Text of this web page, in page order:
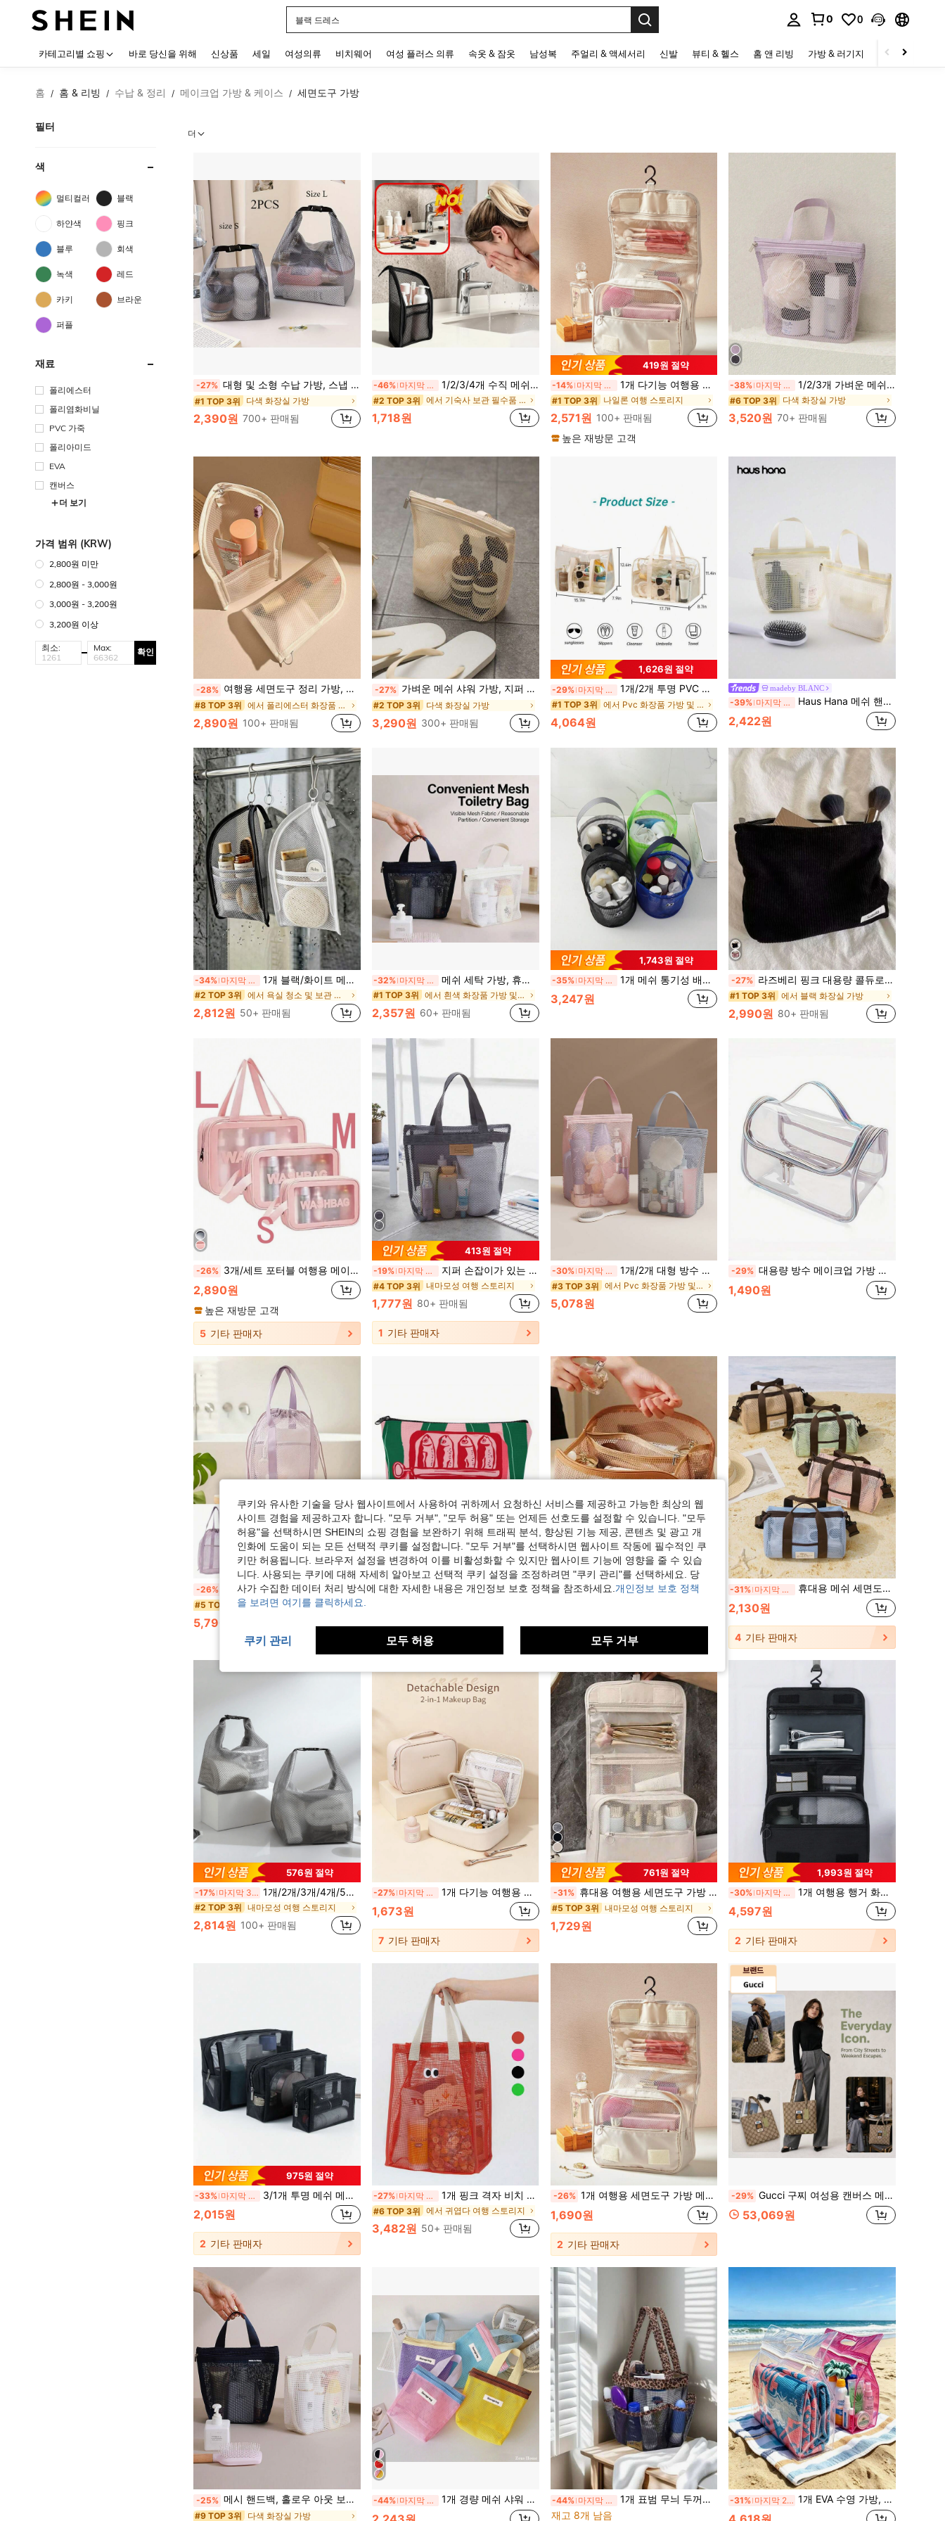
블랙 드레스
0 0
카테고리별 쇼핑 바로 당신을 위해 신상품 세일 여성의류 비치웨어 여성 플러스 의류 속옷 & 잠옷 남성복 주얼리 & 액세서리 신발 뷰티 & 헬스 홈 앤 리빙 가방 & 러기지 스포츠 & 아웃
홈 / 홈 & 리빙 / 수납 & 정리 / 메이크업 가방 & 케이스 / 세면도구 가방
필터
색
멀티컬러 블랙
하얀색 핑크
블루 회색
녹색 레드
카키 브라운
퍼플
재료
폴리에스터
폴리염화비닐
PVC 가죽
폴리아미드
EVA
캔버스
더 보기
가격 범위 (KRW)
2,800원 미만
2,800원 - 3,000원
3,000원 - 3,200원
3,200원 이상
최소: Max: 확인
더
-27% 대형 및 소형 수납 가방, 스냅 클로저 - 휴대용, 여행 정리함, 접이식, 조절 가능한 크기, 건습 분리, 체육관 및 야외 여행에 적합, 대학 기숙사 필수품
#1 TOP 3위 다색 화장실 가방
2,390원 700+ 판매됨
-46% 마지막 2일 1/2/3/4개 수직 메쉬 세면도구 가방, 앞주머니가 있는 휴대용 지퍼 화장품 수납 가방, 접이식 여행용 욕실 정리함, 화장품, 칫솔 및 개인 관리 용품에 적합, 가정, 기숙사, 체육관 및 단기 여행에 이상적
#2 TOP 3위 에서 기숙사 보관 필수품 보관 가방
1,718원
419원 절약
-14% 마지막 3일 1개 다기능 여행용 세면도구 가방, 비치백, 비치 필수품, 비치 타월 홀더, 비치 액세서리, 여름 휴가 필수품, 휴대용, 방수
#1 TOP 3위 나일론 여행 스토리지
2,571원 100+ 판매됨
높은 재방문 고객
-38% 마지막 3일 1/2/3개 가벼운 메쉬 샤워백, 지퍼 핸들 포함, 휴대용 걸이식 화장실 및 욕실 정리함, 신속 건조 기술 적용, 휴대용 화장품 토트백, 체육관 및 여행, 학교 준비물에 최적
#6 TOP 3위 다색 화장실 가방
3,520원 70+ 판매됨
-28% 여행용 세면도구 정리 가방, 야외용 방수 화장품 가방, 호텔 칫솔 홀더, 메이크업 가방, 대용량 휴대용 정리 가방, 통기성 메쉬 스킨케어 제품 휴대 가방
#8 TOP 3위 에서 폴리에스터 화장품 가방 및 케이스
2,890원 100+ 판매됨
-27% 가벼운 메쉬 샤워 가방, 지퍼 핸들 장착, 휴대용 화장실 및 욕실 정리함, 신속 건조 기술 적용, 휴대용 화장품 토트백, 체육관 및 여행용 화장품 가방, 메이크업 보관함, 메이크업 정리함, 여행 액세서리, 브러쉬 가방, 메이크업 용기, 여행 용품, 여행 필수품, 여성 액세서리, 여행 물품, 대학 방학, 크루즈 여름 휴가 필수품, 세면용품 가방, 핸드백 수납
#2 TOP 3위 다색 화장실 가방
3,290원 300+ 판매됨
1,626원 절약
-29% 마지막 3일 1개/2개 투명 PVC 비치백, 수영, 피트니스, 여행에 적합한 여러 개의 포켓과 지퍼 디자인이 있는 대용량 방수 투명 토트백
#1 TOP 3위 에서 Pvc 화장품 가방 및 케이스
4,064원
madeby BLANC
-39% 마지막 3일 Haus Hana 메쉬 핸드백, 비어있는 수납 백, 샤워 배수구 백, 휴대용 메이크업 여행 해변 야외 스포츠 백
2,422원
-34% 마지막 3일 1개 블랙/화이트 메쉬 세면도구 수납 가방, 다기능 휴대용 걸이형 정리함, 세면도구 세트 분류 수납, 방수 & 방습 욕실 용품, 여행 필수품, 해변, 화장품 수납 및 일상 가정용, 침실 장식, 개학 준비에 적합
#2 TOP 3위 에서 욕실 청소 및 보관 화장품 가방 및 케이스
2,812원 50+ 판매됨
-32% 마지막 3일 메쉬 세탁 가방, 휴대용 보관 가방, 대용량 통기성 배수 망 가방, 여행용 화장품 가방, 국경 간 공급에 적합
#1 TOP 3위 에서 흰색 화장품 가방 및 케이스
2,357원 60+ 판매됨
1,743원 절약
-35% 마지막 3일 1개 메쉬 통기성 배수 세탁 가방, 대용량 핸드헬드 목욕 가방, 건습 분리, 샤워, 해변, 수영 및 피트니스에 적합
3,247원
-27% 라즈베리 핑크 대용량 콜듀로이 화장품 가방, 문구, 화장품, 디지털 제품 보관 및 여행용 정리 가방, 메이크업 가방, 화장품 가방, 휴가 정리 용기, 대용량 메이크업 정리기, 메이크업 케이스, 립스틱, 브러시, 스킨케어, 휴대폰, 동전, 소품용, 가정, 선물, 휴가, 축제 할로윈 크리스마스 다목적 사용, 보헤미안 느낌, 휴가 비치, 욕실, 침실 컬렉션, 대용량
#1 TOP 3위 에서 블랙 화장실 가방
2,990원 80+ 판매됨
-26% 3개/세트 포터블 여행용 메이크업 가방, 칸막이 있는 여성용 방수 화장품 가방, 메이크업, 액세서리, 선물, 보헤미안 분위기, 휴가 해변, 욕실 콜렉션, 침실 콜렉션을 위한 화장실 정리 주머니, 대용량
2,890원
높은 재방문 고객
5 기타 판매자
413원 절약
-19% 마지막 3일 지퍼 손잡이가 있는 경량 메쉬 샤워 백, 휴대용 걸이형 욕실 수납 백, 피트니스 및 여행에 적합, 화장품 백, 메이크업 정리함, 여행 액세서리, 브러시 백, 화장품 용기, 여행 필수품, 여성 액세서리, 대학 휴가, 크루즈 여행, 여름 휴가 필수품, 여성 세면도구 백, 세면도구 백, 핸드백으로 사용 가능
#4 TOP 3위 내마모성 여행 스토리지
1,777원 80+ 판매됨
1 기타 판매자
-30% 마지막 3일 1개/2개 대형 방수 행잉 세면 파우치, 세면도구 및 면도 키트용 다용도 파우치. 립스틱, 메이크업 브러시, 스킨케어, 휴대폰, 동전 및 소품 보관. 가정, 여행, 수영, 체육관, 기숙사, 유니섹스 비치 정리함에 적합
#3 TOP 3위 에서 Pvc 화장품 가방 및 케이스
5,078원
-29% 대용량 방수 메이크업 가방 지퍼 및 핸들 포함 - 투명 PVC 여행용 세면도구 가방, 수납 가방, 미니 메이크업 가방, 여행 필수품
1,490원
-26% 메쉬 샤워백 휴대용 빠른 건조 및 통기성 다용도 여행용 세면도구 가방 (소재는 실제 제품 사양에 따름)
#5 TOP 3위 다색 화장실 가방
5,790원
-35% 레트로 정어리 패턴 유니섹스 접이식 화장품 가방, 넓은 지퍼 파우치, 다용도 세면도구 가방, 여행 필수품, 동전 지갑, 필통, 가족, 친구, 선생님을 위한 훌륭한 선물, 할로윈, 만우절, 개학, 졸업, 추수감사절, 생일, 파티 -27% 대용량 나일론 메쉬 화장품 가방, 통기성 멀티레이어 화장품 정리 가방, 휴대용 여행 메이크업 가방, 패션 여행 화장품 가방, 메이크업 도구 수납 파우치, 화장품 및 화장 도구를 위한 칸막이, 지퍼 클로저의 미니멀리스트 스타일, 상단 한손 캐리 핸들, 천공 디자인, 여행 필수품, 크루즈 필수품 -31% 마지막 3일 휴대용 메쉬 세면도구 가방 숄더백 지퍼&조절 가능한 스트랩, 대용량 조개 스포츠 수납 가방, 스포츠, 헬스, 요가, 여행, 일상, 수영, 단기 여행용 메이크업 가방, 유니섹스, 메쉬 비치백, 가벼운 수영장 또는 해변 방수 바구니
2,130원
4 기타 판매자
576원 절약
-17% 마지막 3일 1개/2개/3개/4개/5개 수영복 및 타월용 습식 가방, 손잡이와 지퍼가 있는 방수 옷 가방, 옥스포드 천 아웃도어 스포츠 방수 주머니 습식 건조 가방, 습식 의류 가방, 여행, 체육관, 해변, 크루즈 필수품 스포츠 가방, 학교 용품, 학교 물품, 휴대폰 케이스, 방수 주머니, 아웃도어 스포츠 해변 휴대폰 보호 가방, 화장품 가방, 세면 용품 여행 가방, 화장 보관함, 비치 백, 휴가 필수품, 여행 필수품, 여성, 대학 기숙사 욕실
#2 TOP 3위 내마모성 여행 스토리지
2,814원 100+ 판매됨
-27% 마지막 3일 1개 다기능 여행용 메이크업 가방, 방수 욕실 화장품 가방, 대용량 PU 가죽 메이크업 정리함, 이중 레이어 수납 가방, 여성 여행 필수품, 크루즈 필수품, 여성 생일 신부 들러리 선물, 신상품, 파티 선물, 정원, 개학, 침실 장식, 개학
1,673원
7 기타 판매자
761원 절약
-31% 휴대용 여행용 세면도구 가방 걸이식 방수 화장품 수납 가방 욕실용 여름 여행 필수품 해변 크루즈 개학 시즌 액세서리
#5 TOP 3위 내마모성 여행 스토리지
1,729원
1,993원 절약
-30% 마지막 3일 1개 여행용 행거 화장품 가방, 남성 여성 여행용 면도 가방, 방수 메이크업 가방, 세면 용품 메이크업 정리함, 화장실 샤워용 화장품 케이스, 남성 화장품 가방 백 투 스쿨 가방, 여름 휴가 여행 필수품 여행 정리 함용.
4,597원
2 기타 판매자
975원 절약
-33% 마지막 3일 3/1개 투명 메쉬 메이크업 가방, 세면도구 가방, 휴대용 지퍼 메이크업 가방, 대용량 휴대용 여행 메이크업 가방, 다기능 동전 지갑, 스킨케어 가방, 휴가 해변, 욕실, 침실 및 기타 장소에 적합, 대용량
2,015원
2 기타 판매자
-27% 마지막 3일 1개 핑크 격자 비치 백, 크로스보더 여행 비치 백, 수납 백, 핸드백, 귀여운 야외 세면도구 수영 백, 격자 수납 백, 여행 백
#6 TOP 3위 에서 귀엽다 여행 스토리지
3,482원 50+ 판매됨
-26% 1개 여행용 세면도구 가방 메이크업 정리함 걸이식 화장품 가방 욕실 액세서리 휴대용 방수 메이크업 가방 메이크업 수납 가방 화장품 수납 가방 화장품 정리함 여행 필수품 학용품
1,690원
2 기타 판매자
-29% Gucci 구찌 여성용 캔버스 메이크업 백 및 화장품 정리함 - 여행용 세면도구 수납 가방, 그녀를 위한 완벽한 선물
53,069원
-25% 메시 핸드백, 홀로우 아웃 보관 가방, 샤워 배수구 가방, 휴대용 화장품 여행 해변 실외 스포츠 가방 학교 준비물
#9 TOP 3위 다색 화장실 가방
-44% 마지막 2일 1개 경량 메쉬 샤워 백, 대용량 휴대용 세면도구 백, 걸이형 욕실 수납 백, 편리한 경량 샤워 토트, 다기능 귀여운 화장품 수납 백 -44% 마지막 3일
1개 표범 무늬 두꺼운 나일론 메쉬 8칸 욕실 수납 가방, 메쉬 샤워 바구니, 야외 메쉬 비치백, 욕실, 수영 수납 바구니
재고 8개 남음
-31% 마지막 2일 1개 EVA 수영 가방, 해변 또는 수영장 여행용 젖은 물건과 마른 물건 분리 보관 가방, 수영복 정리함, 지퍼 잠금, 가볍고 휴대하기 편리함, 수영복, 수건 및 여행 필수품에 적합, 해변, 수영장, 체육관, 휴가, 침실 장식, 개학에 이상적
쿠키와 유사한 기술을 당사 웹사이트에서 사용하여 귀하께서 요청하신 서비스를 제공하고 가능한 최상의 웹
사이트 경험을 제공하고자 합니다. "모두 거부", "모두 허용" 또는 언제든 선호도를 설정할 수 있습니다. "모두
허용"을 선택하시면 SHEIN의 쇼핑 경험을 보완하기 위해 트래픽 분석, 향상된 기능 제공, 콘텐츠 및 광고 개
인화에 도움이 되는 모든 선택적 쿠키를 설정합니다. "모두 거부"를 선택하시면 웹사이트 작동에 필수적인 쿠
키만 허용됩니다. 브라우저 설정을 변경하여 이를 비활성화할 수 있지만 웹사이트 기능에 영향을 줄 수 있습
니다. 사용되는 쿠키에 대해 자세히 알아보고 선택적 쿠키 설정을 조정하려면 "쿠키 관리"를 선택하세요. 당
사가 수집한 데이터 처리 방식에 대한 자세한 내용은 개인정보 보호 정책을 참조하세요. 개인정보 보호 정책
을 보려면 여기를 클릭하세요.
쿠키 관리 모두 허용 모두 거부